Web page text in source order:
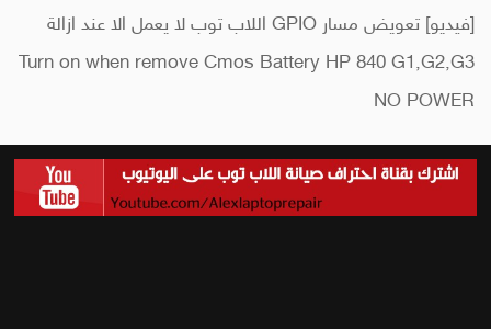
[فيديو] تعويض مسار GPIO اللاب توب لا يعمل الا عند ازالة
Turn on when remove Cmos Battery HP 840 G1,G2,G3
NO POWER